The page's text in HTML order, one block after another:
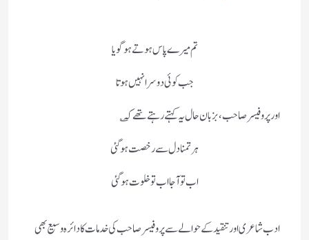
تم میرے پاس ہوتے ہو گویا
جب کوئی دوسرا نہیں ہوتا
اور پروفیسر صاحب ، بزبان حال یہ کہتے رہتے تھے کہ ؎
ہر تمنا دل سے رخصت ہو گئی
اب تو آجا اب تو خلوت ہو گئی
ادب شاعری اور تنقید کے حوالے سے پروفیسر صاحب کی خدمات کا دائرہ وسیع بھی